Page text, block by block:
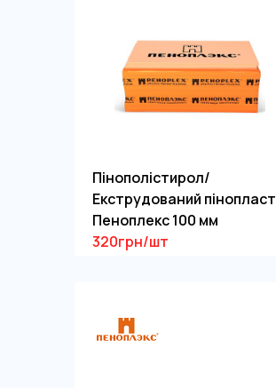
Пінополістирол/
Екструдований пінопласт
Пеноплекс 100 мм
320грн/шт